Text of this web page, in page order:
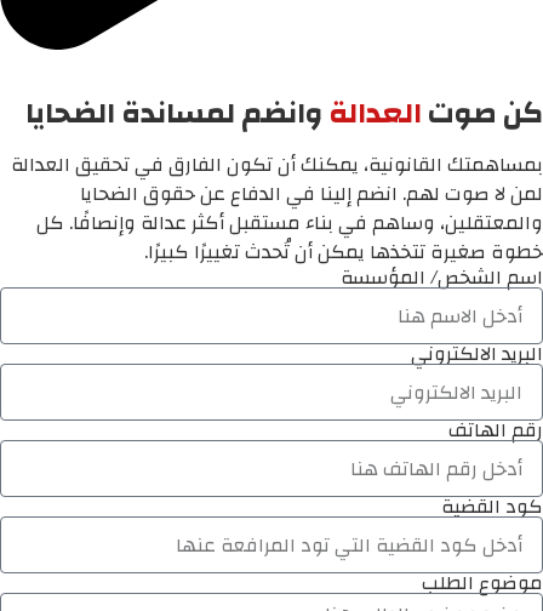
كن صوتالعدالةوانضم لمساندة الضحايا
بمساهمتك القانونية، يمكنك أن تكون الفارق في تحقيق العدالة
لمن لا صوت لهم. انضم إلينا في الدفاع عن حقوق الضحايا
والمعتقلين، وساهم في بناء مستقبل أكثر عدالة وإنصافًا. كل
خطوة صغيرة تتخذها يمكن أن تُحدث تغييرًا كبيرًا.
اسم الشخص/ المؤسسة
البريد الالكتروني
رقم الهاتف
كود القضية
موضوع الطلب